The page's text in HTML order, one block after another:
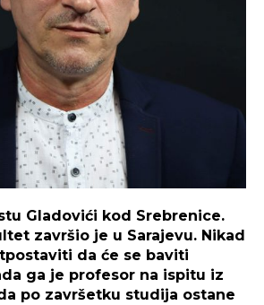
Gladovići kod Srebrenice.
završio je u Sarajevu. Nikad
da će se baviti
ga je profesor na ispitu iz
po završetku studija ostane